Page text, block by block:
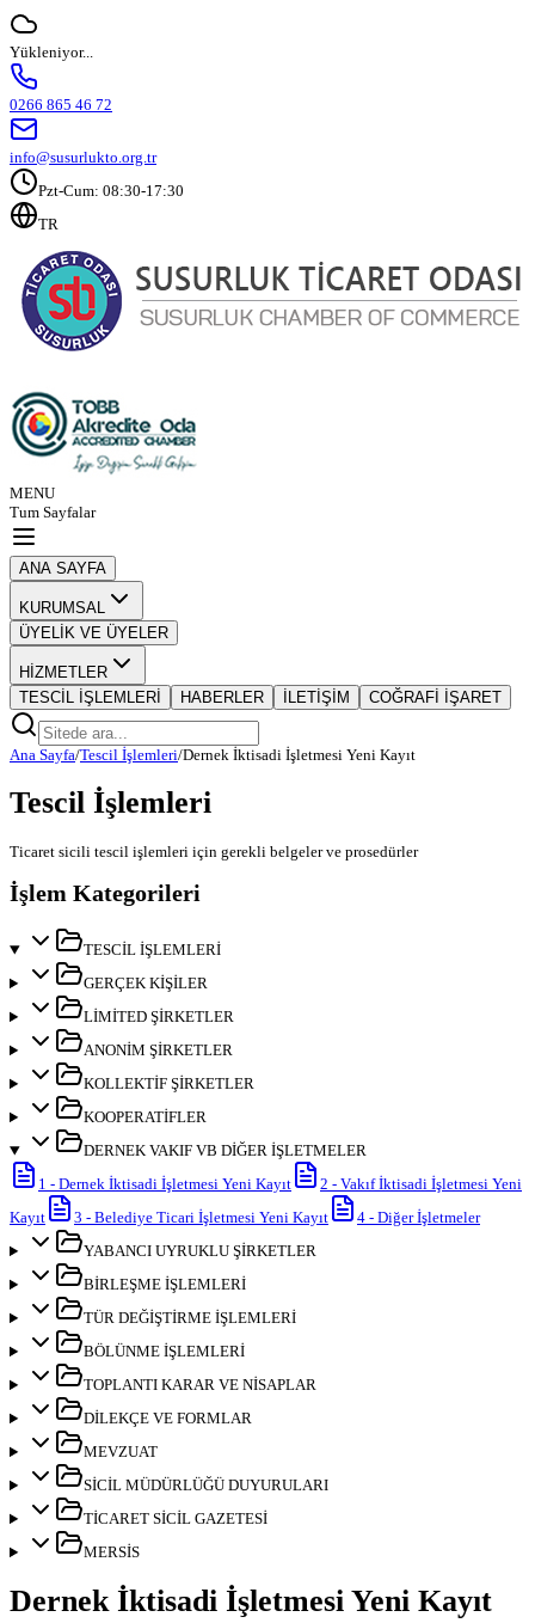
Yükleniyor...
0266 865 46 72
info@susurlukto.org.tr
Pzt-Cum: 08:30-17:30
TR
MENU
Tum Sayfalar
ANA SAYFA
KURUMSAL
ÜYELİK VE ÜYELER
HİZMETLER
TESCİL İŞLEMLERİ
HABERLER İLETİŞİM COĞRAFİ İŞARET
Ana Sayfa/Tescil İşlemleri/Dernek İktisadi İşletmesi Yeni Kayıt
Tescil İşlemleri
Ticaret sicili tescil işlemleri için gerekli belgeler ve prosedürler
İşlem Kategorileri
TESCİL İŞLEMLERİ
GERÇEK KİŞİLER
LİMİTED ŞİRKETLER
ANONİM ŞİRKETLER
KOLLEKTİF ŞİRKETLER
KOOPERATİFLER
DERNEK VAKIF VB DİĞER İŞLETMELER
1 - Dernek İktisadi İşletmesi Yeni Kayıt 2 - Vakıf İktisadi İşletmesi Yeni
Kayıt
3 - Belediye Ticari İşletmesi Yeni Kayıt 4 - Diğer İşletmeler
YABANCI UYRUKLU ŞİRKETLER
BİRLEŞME İŞLEMLERİ
TÜR DEĞİŞTİRME İŞLEMLERİ
BÖLÜNME İŞLEMLERİ
TOPLANTI KARAR VE NİSAPLAR
DİLEKÇE VE FORMLAR
MEVZUAT
SİCİL MÜDÜRLÜĞÜ DUYURULARI
TİCARET SİCİL GAZETESİ
MERSİS
Dernek İktisadi İşletmesi Yeni Kayıt